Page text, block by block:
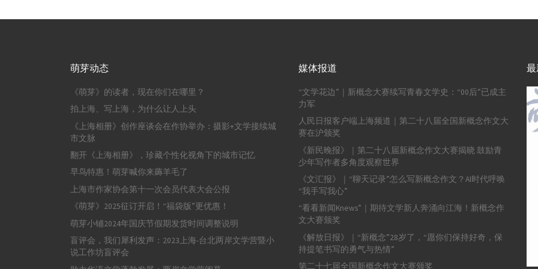
萌芽动态
《萌芽》的读者，现在你们在哪里？
拍上海、写上海，为什么让人上头
《上海相册》创作座谈会在作协举办：摄影+文学接续城
市文脉
翻开《上海相册》，珍藏个性化视角下的城市记忆
早鸟特惠！萌芽喊你来薅羊毛了
上海市作家协会第十一次会员代表大会公报
《萌芽》2025征订开启！“福袋版”更优惠！
萌芽小铺2024年国庆节假期发货时间调整说明
盲评会，我们犀利发声：2023上海-台北两岸文学营暨小
说工作坊盲评会
媒体报道
“文学花边”｜新概念大赛续写青春文学史：“00后”已成主
力军
人民日报客户端上海频道｜第二十八届全国新概念作文大
赛在沪颁奖
《新民晚报》｜第二十八届新概念作文大赛揭晓 鼓励青
少年写作者多角度观察世界
《文汇报》｜“聊天记录”怎么写新概念作文？AI时代呼唤
“我手写我心”
“看看新闻Knews”｜期待文学新人奔涌向江海！新概念作
文大赛颁奖
《解放日报》｜“新概念”28岁了，“愿你们保持好奇，保
持提笔书写的勇气与热情”
第二十七届全国新概念作文大赛颁奖